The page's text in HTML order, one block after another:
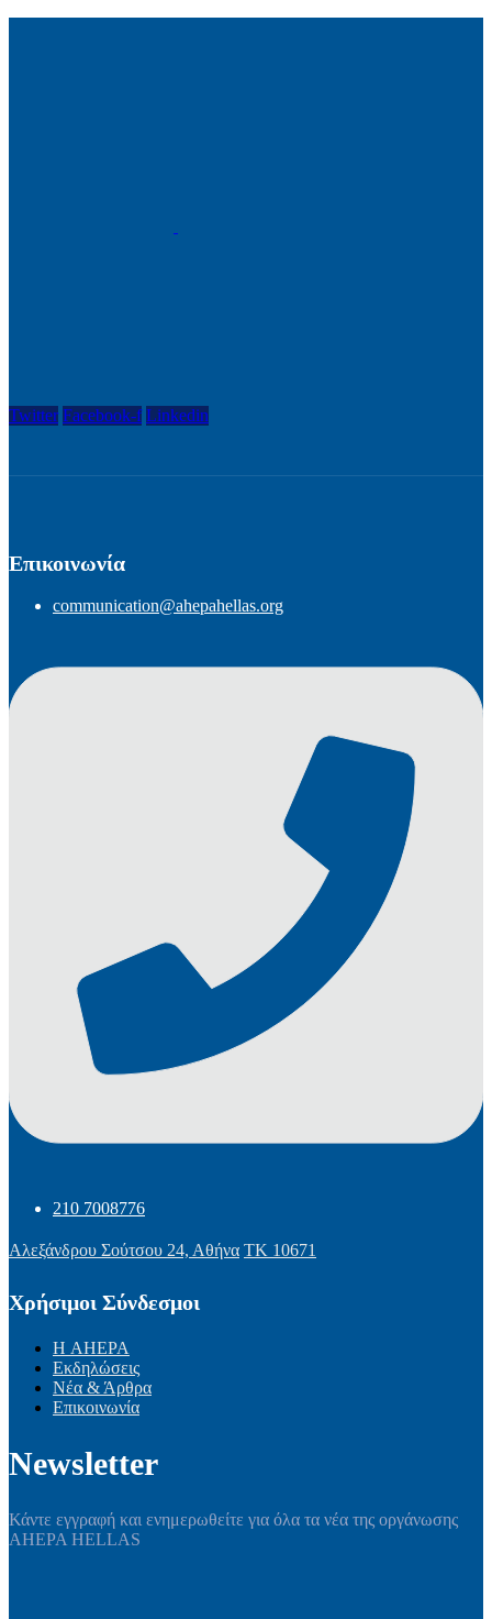
Twitter Facebook-f Linkedin
Επικοινωνία
communication@ahepahellas.org
210 7008776
Αλεξάνδρου Σούτσου 24, Αθήνα ΤΚ 10671
Χρήσιμοι Σύνδεσμοι
Η AHEPA
Εκδηλώσεις
Νέα & Άρθρα
Επικοινωνία
Newsletter
Κάντε εγγραφή και ενημερωθείτε για όλα τα νέα της οργάνωσης
AHEPA HELLAS